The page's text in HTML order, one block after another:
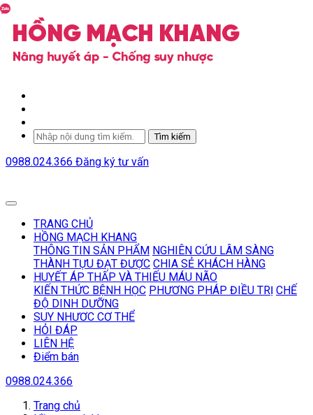
Tìm kiếm
0988.024.366 Đăng ký tư vấn
TRANG CHỦ
HỒNG MẠCH KHANG
THÔNG TIN SẢN PHẨM NGHIÊN CỨU LÂM SÀNG
THÀNH TỰU ĐẠT ĐƯỢC CHIA SẺ KHÁCH HÀNG
HUYẾT ÁP THẤP VÀ THIẾU MÁU NÃO
KIẾN THỨC BỆNH HỌC PHƯƠNG PHÁP ĐIỀU TRỊ CHẾ
ĐỘ DINH DƯỠNG
SUY NHƯƠC CƠ THỂ
HỎI ĐÁP
LIÊN HỆ
Điểm bán
0988.024.366
Trang chủ